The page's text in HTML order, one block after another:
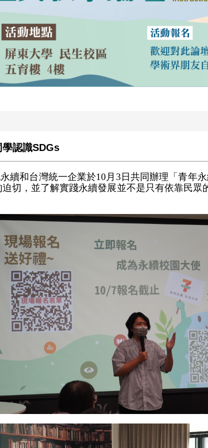
認識SDGs
續和台灣統一企業於10月3日共同辦理「青年
切，並了解實踐永續發展並不是只有依靠民